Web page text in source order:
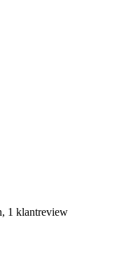
1 klantreview